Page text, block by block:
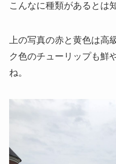
こんなに種類があるとは
上の写真の赤と黄色は高
ク色のチューリップも鮮
ね。